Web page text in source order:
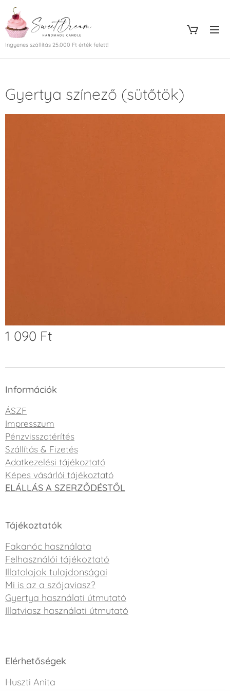
Ingyenes szállítás 25.000 Ft érték felett!
Gyertya színező (sütőtök)
1 090 Ft
Információk
ÁSZF
Impresszum
Pénzvisszatérítés
Szállítás & Fizetés
Adatkezelési tájékoztató
Képes vásárlói tájékoztató
ELÁLLÁS A SZERZŐDÉSTŐL
Tájékoztatók
Fakanóc használata
Felhasználói tájékoztató
Illatolajok tulajdonságai
Mi is az a szójaviasz?
Gyertya használati útmutató
Illatviasz használati útmutató
Elérhetőségek
Huszti Anita